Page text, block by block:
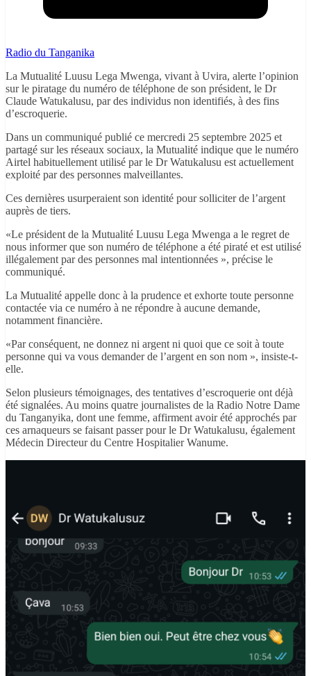
Radio du Tanganika
La Mutualité Luusu Lega Mwenga, vivant à Uvira, alerte l’opinion
sur le piratage du numéro de téléphone de son président, le Dr
Claude Watukalusu, par des individus non identifiés, à des fins
d’escroquerie.
Dans un communiqué publié ce mercredi 25 septembre 2025 et
partagé sur les réseaux sociaux, la Mutualité indique que le numéro
Airtel habituellement utilisé par le Dr Watukalusu est actuellement
exploité par des personnes malveillantes.
Ces dernières usurperaient son identité pour solliciter de l’argent
auprès de tiers.
«Le président de la Mutualité Luusu Lega Mwenga a le regret de
nous informer que son numéro de téléphone a été piraté et est utilisé
illégalement par des personnes mal intentionnées », précise le
communiqué.
La Mutualité appelle donc à la prudence et exhorte toute personne
contactée via ce numéro à ne répondre à aucune demande,
notamment financière.
«Par conséquent, ne donnez ni argent ni quoi que ce soit à toute
personne qui va vous demander de l’argent en son nom », insiste-t-
elle.
Selon plusieurs témoignages, des tentatives d’escroquerie ont déjà
été signalées. Au moins quatre journalistes de la Radio Notre Dame
du Tanganyika, dont une femme, affirment avoir été approchés par
ces arnaqueurs se faisant passer pour le Dr Watukalusu, également
Médecin Directeur du Centre Hospitalier Wanume.